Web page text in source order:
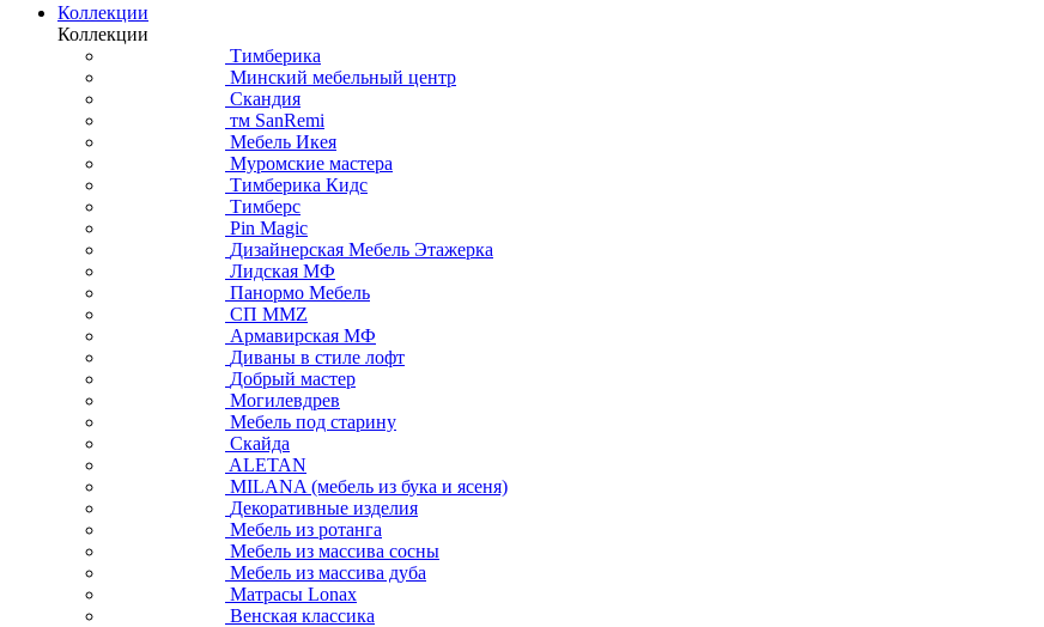
Коллекции
Коллекции
Тимберика
Минский мебельный центр
Скандия
тм SanRemi
Мебель Икея
Муромские мастера
Тимберика Кидс
Тимберс
Pin Magic
Дизайнерская Мебель Этажерка
Лидская МФ
Панормо Мебель
СП ММZ
Армавирская МФ
Диваны в стиле лофт
Добрый мастер
Могилевдрев
Мебель под старину
Скайда
ALETAN
MILANA (мебель из бука и ясеня)
Декоративные изделия
Мебель из ротанга
Мебель из массива сосны
Мебель из массива дуба
Матрасы Lonax
Венская классика